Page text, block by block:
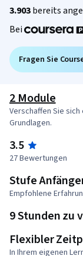
3.903bereits
Bei
Fragen Sie
2 Module
Verschaffen Sie
Grundlagen.
3.5
27 Bewertungen
Stufe
Empfohlene
9 Stunden zu
Flexibler
In Ihrem eigenen